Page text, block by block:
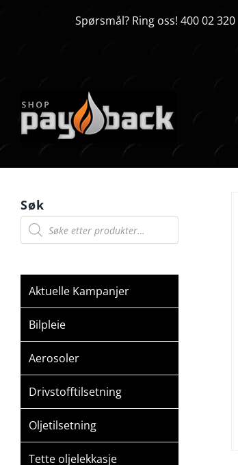
Spørsmål? Ring oss! 400 02 320
Søk
Products
search
Aktuelle Kampanjer
Bilpleie
Aerosoler
Drivstofftilsetning
Oljetilsetning
Tette oljelekkasje